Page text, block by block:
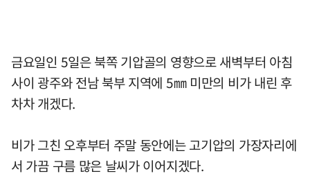
금요일인 5일은 북쪽 기압골의 영향으로 새벽부터 아침
사이 광주와 전남 북부 지역에 5㎜ 미만의 비가 내린 후
차차 개겠다.
비가 그친 오후부터 주말 동안에는 고기압의 가장자리에
서 가끔 구름 많은 날씨가 이어지겠다.